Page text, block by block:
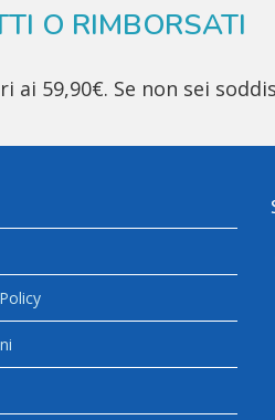
O RIMBORSATI
59,90€. Se non sei